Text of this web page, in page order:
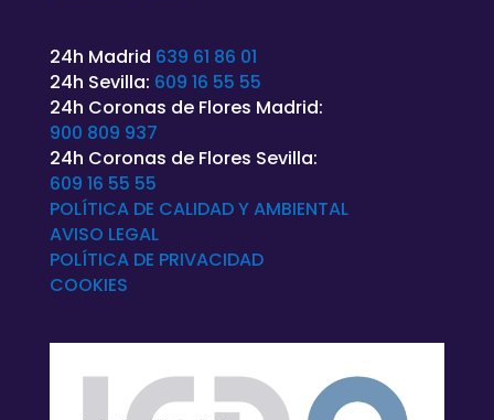
24h Madrid 639 61 86 01
24h Sevilla: 609 16 55 55
24h Coronas de Flores Madrid:
900 809 937
24h Coronas de Flores Sevilla:
609 16 55 55
POLÍTICA DE CALIDAD Y AMBIENTAL
AVISO LEGAL
POLÍTICA DE PRIVACIDAD
COOKIES